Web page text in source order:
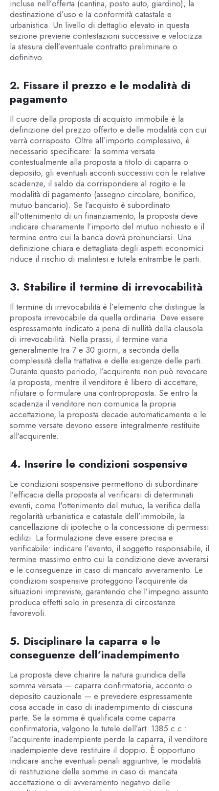
incluse nell’offerta (cantina, posto auto, giardino), la
destinazione d’uso e la conformità catastale e
urbanistica. Un livello di dettaglio elevato in questa
sezione previene contestazioni successive e velocizza
la stesura dell’eventuale contratto preliminare o
definitivo.
2. Fissare il prezzo e le modalità di
pagamento
Il cuore della proposta di acquisto immobile è la
definizione del prezzo offerto e delle modalità con cui
verrà corrisposto. Oltre all’importo complessivo, è
necessario specificare: la somma versata
contestualmente alla proposta a titolo di caparra o
deposito, gli eventuali acconti successivi con le relative
scadenze, il saldo da corrispondere al rogito e le
modalità di pagamento (assegno circolare, bonifico,
mutuo bancario). Se l’acquisto è subordinato
all’ottenimento di un finanziamento, la proposta deve
indicare chiaramente l’importo del mutuo richiesto e il
termine entro cui la banca dovrà pronunciarsi. Una
definizione chiara e dettagliata degli aspetti economici
riduce il rischio di malintesi e tutela entrambe le parti.
3. Stabilire il termine di irrevocabilità
Il termine di irrevocabilità è l’elemento che distingue la
proposta irrevocabile da quella ordinaria. Deve essere
espressamente indicato a pena di nullità della clausola
di irrevocabilità. Nella prassi, il termine varia
generalmente tra 7 e 30 giorni, a seconda della
complessità della trattativa e delle esigenze delle parti.
Durante questo periodo, l’acquirente non può revocare
la proposta, mentre il venditore è libero di accettare,
rifiutare o formulare una controproposta. Se entro la
scadenza il venditore non comunica la propria
accettazione, la proposta decade automaticamente e le
somme versate devono essere integralmente restituite
all’acquirente.
4. Inserire le condizioni sospensive
Le condizioni sospensive permettono di subordinare
l’efficacia della proposta al verificarsi di determinati
eventi, come l'ottenimento del mutuo, la verifica della
regolarità urbanistica e catastale dell’immobile, la
cancellazione di ipoteche o la concessione di permessi
edilizi. La formulazione deve essere precisa e
verificabile: indicare l’evento, il soggetto responsabile, il
termine massimo entro cui la condizione deve avverarsi
e le conseguenze in caso di mancato avveramento. Le
condizioni sospensive proteggono l’acquirente da
situazioni impreviste, garantendo che l’impegno assunto
produca effetti solo in presenza di circostanze
favorevoli.
5. Disciplinare la caparra e le
conseguenze dell’inadempimento
La proposta deve chiarire la natura giuridica della
somma versata — caparra confirmatoria, acconto o
deposito cauzionale — e prevedere espressamente
cosa accade in caso di inadempimento di ciascuna
parte. Se la somma è qualificata come caparra
confirmatoria, valgono le tutele dell’art. 1385 c.c.:
l’acquirente inadempiente perde la caparra, il venditore
inadempiente deve restituire il doppio. È opportuno
indicare anche eventuali penali aggiuntive, le modalità
di restituzione delle somme in caso di mancata
accettazione o di avveramento negativo delle